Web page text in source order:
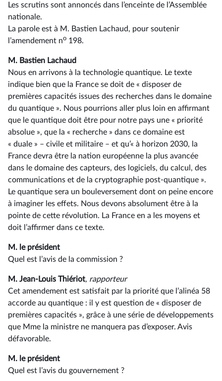
Les scrutins sont annoncés dans l’enceinte de l’Assemblée
nationale.
La parole est à M. Bastien Lachaud, pour soutenir
l’amendement no 198.
M. Bastien Lachaud
Nous en arrivons à la technologie quantique. Le texte
indique bien que la France se doit de « disposer de
premières capacités issues des recherches dans le domaine
du quantique ». Nous pourrions aller plus loin en affirmant
que le quantique doit être pour notre pays une « priorité
absolue », que la « recherche » dans ce domaine est
« duale » –⁠ civile et militaire – et qu’« à horizon 2030, la
France devra être la nation européenne la plus avancée
dans le domaine des capteurs, des logiciels, du calcul, des
communications et de la cryptographie post-quantique ».
Le quantique sera un bouleversement dont on peine encore
à imaginer les effets. Nous devons absolument être à la
pointe de cette révolution. La France en a les moyens et
doit l’affirmer dans ce texte.
M. le président
Quel est l’avis de la commission ?
M. Jean-Louis Thiériot, rapporteur
Cet amendement est satisfait par la priorité que l’alinéa 58
accorde au quantique : il y est question de « disposer de
premières capacités », grâce à une série de développements
que Mme la ministre ne manquera pas d’exposer. Avis
défavorable.
M. le président
Quel est l’avis du gouvernement ?